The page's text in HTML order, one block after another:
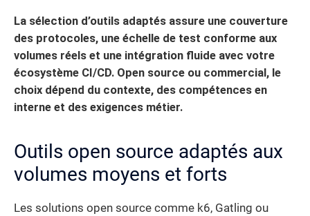
La sélection d’outils adaptés assure une couverture
des protocoles, une échelle de test conforme aux
volumes réels et une intégration fluide avec votre
écosystème CI/CD. Open source ou commercial, le
choix dépend du contexte, des compétences en
interne et des exigences métier.
Outils open source adaptés aux
volumes moyens et forts
Les solutions open source comme k6, Gatling ou